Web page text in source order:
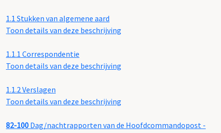
1.1 Stukken van algemene aard
Toon details van deze beschrijving
1.1.1 Correspondentie
Toon details van deze beschrijving
1.1.2 Verslagen
Toon details van deze beschrijving
82-100 Dag/nachtrapporten van de Hoofdcommandopost -